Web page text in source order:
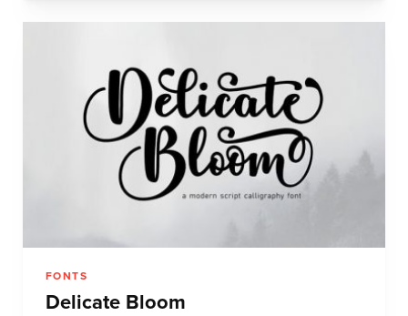
FONTS
Delicate Bloom